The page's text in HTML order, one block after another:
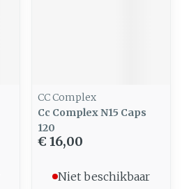
CC Complex
Cc Complex N15 Caps
120
€ 16,00
Niet beschikbaar